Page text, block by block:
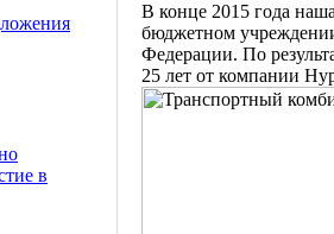
в
В конце 2015 года
бюджетном
Федерации. По
25 лет от компании